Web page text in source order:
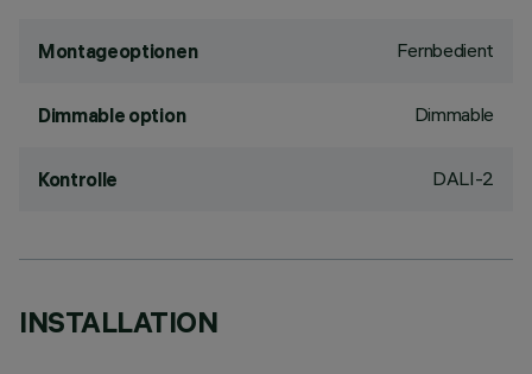
Montageoptionen Fernbedient
Dimmable option Dimmable
Kontrolle DALI-2
INSTALLATION